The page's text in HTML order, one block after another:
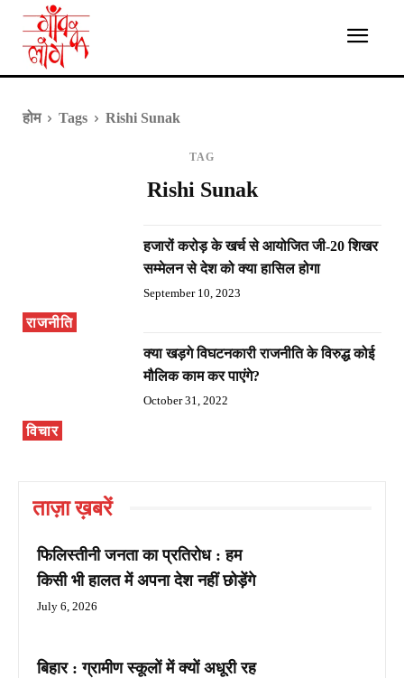
होम Tags Rishi Sunak
TAG
Rishi Sunak
राजनीति
हजारों करोड़ के खर्च से आयोजित जी-20 शिखर
सम्मेलन से देश को क्या हासिल होगा
September 10, 2023
विचार
क्या खड़गे विघटनकारी राजनीति के विरुद्ध कोई
मौलिक काम कर पाएंगे?
October 31, 2022
ताज़ा ख़बरें
फिलिस्तीनी जनता का प्रतिरोध : हम
किसी भी हालत में अपना देश नहीं छोड़ेंगे
July 6, 2026
बिहार : ग्रामीण स्कूलों में क्यों अधूरी रह